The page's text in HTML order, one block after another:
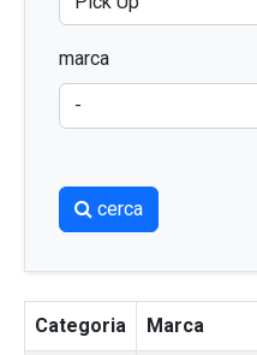
marca
cerca
Categoria Marca